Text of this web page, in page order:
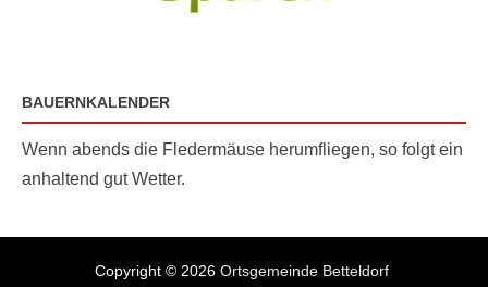
BAUERNKALENDER
Wenn abends die Fledermäuse herumfliegen, so folgt ein
anhaltend gut Wetter.
Copyright © 2026 Ortsgemeinde Betteldorf